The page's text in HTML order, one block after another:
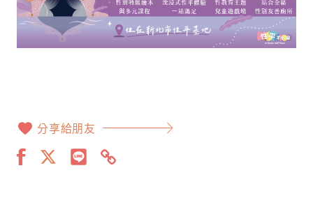
分享給朋友